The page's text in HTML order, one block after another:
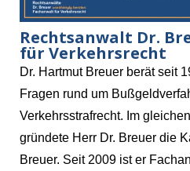
Rechtsanwalt Dr.
für Verkehrsrecht
Dr. Hartmut Breuer berät seit
Fragen rund um
Verkehrsstrafrecht. Im
gründete Herr Dr. Breuer die
Breuer. Seit 2009 ist er